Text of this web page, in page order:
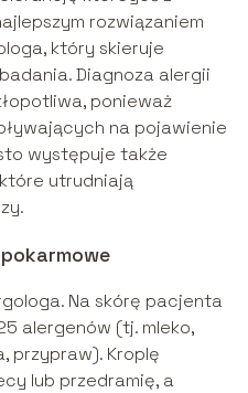
rozwiązaniem
który skieruje
Diagnoza alergii
ponieważ
na pojawienie
występuje także
utrudniają
Na skórę pacjenta
alergenów (tj. mleko,
przypraw). Kroplę
lub przedramię, a